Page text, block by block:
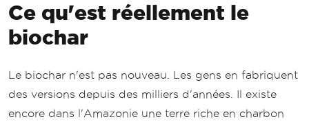
Ce qu'est réellement le
biochar
Le biochar n'est pas nouveau. Les gens en fabriquent
des versions depuis des milliers d'années. Il existe
encore dans l'Amazonie une terre riche en charbon